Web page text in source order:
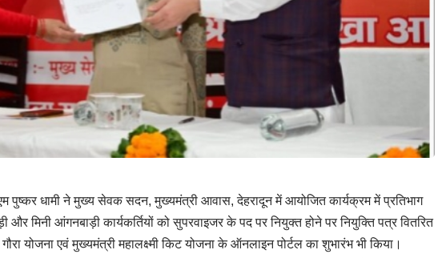
पुष्कर धामी ने मुख्य सेवक सदन, मुख्यमंत्री आवास, देहरादून में आयोजित कार्यक्रम में प्रतिभाग
मिनी आंगनबाड़ी कार्यकर्तियों को सुपरवाइजर के पद पर नियुक्त होने पर नियुक्ति पत्र वितरित
योजना एवं मुख्यमंत्री महालक्ष्मी किट योजना के ऑनलाइन पोर्टल का शुभारंभ भी किया।